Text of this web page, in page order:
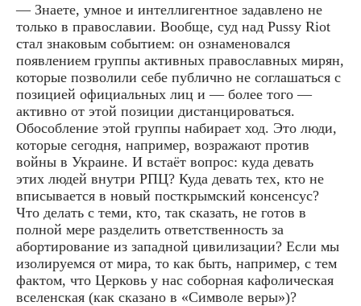
— Знаете, умное и интеллигентное задавлено не
только в православии. Вообще, суд над Pussy Riot
стал знаковым событием: он ознаменовался
появлением группы активных православных мирян,
которые позволили себе публично не соглашаться с
позицией официальных лиц и — более того —
активно от этой позиции дистанцироваться.
Обособление этой группы набирает ход. Это люди,
которые сегодня, например, возражают против
войны в Украине. И встаёт вопрос: куда девать
этих людей внутри РПЦ? Куда девать тех, кто не
вписывается в новый посткрымский консенсус?
Что делать с теми, кто, так сказать, не готов в
полной мере разделить ответственность за
абортирование из западной цивилизации? Если мы
изолируемся от мира, то как быть, например, с тем
фактом, что Церковь у нас соборная кафолическая
вселенская (как сказано в «Символе веры»)?